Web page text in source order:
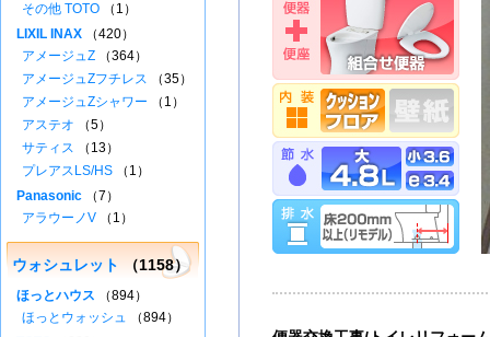
その他 TOTO （1）
LIXIL INAX （420）
アメージュZ （364）
アメージュZフチレス （35）
アメージュZシャワー （1）
アステオ （5）
サティス （13）
プレアスLS/HS （1）
Panasonic （7）
アラウーノV （1）
ウォシュレット （1158）
ほっとハウス （894）
ほっとウォッシュ （894）